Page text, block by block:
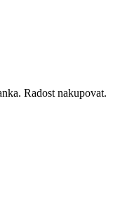
Radost nakupovat.